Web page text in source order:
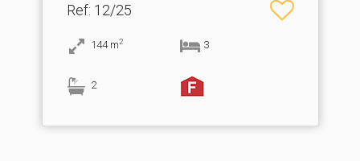
Ref: 12/25
144 m2 3
2